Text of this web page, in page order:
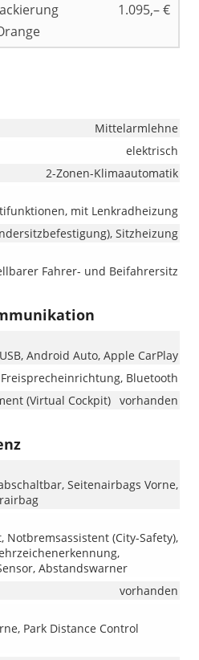
1.095,– €
Mittelarmlehne
elektrisch
2-Zonen-Klimaautomatik
mit Lenkradheizung
Sitzheizung
Fahrer- und Beifahrersitz
Android Auto, Apple CarPlay
Freisprecheinrichtung, Bluetooth
(Virtual Cockpit) vorhanden
Seitenairbags Vorne,
Notbremsassistent (City-Safety),
Abstandswarner
vorhanden
Park Distance Control